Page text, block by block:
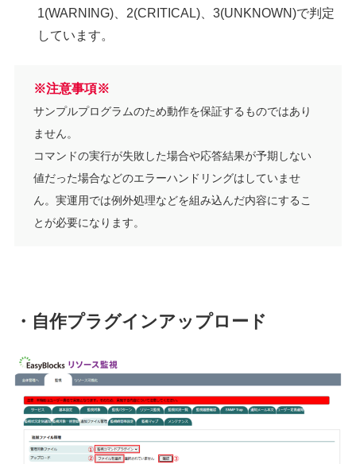
1(WARNING)、2(CRITICAL)、3(UNKNOWN)で判定
しています。
※注意事項※
サンプルプログラムのため動作を保証するものではあり
ません。
コマンドの実行が失敗した場合や応答結果が予期しない
値だった場合などのエラーハンドリングはしていませ
ん。実運用では例外処理などを組み込んだ内容にするこ
とが必要になります。
・自作プラグインアップロード